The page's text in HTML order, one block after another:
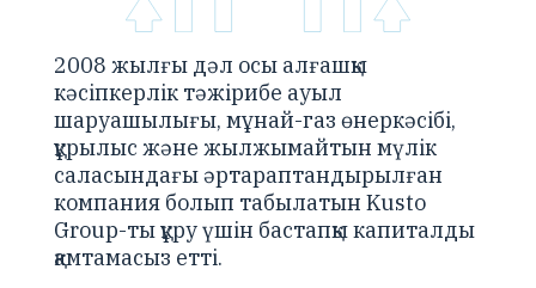
2008 жылғы дәл осы алғашқы
кәсіпкерлік тәжірибе ауыл
шаруашылығы, мұнай-газ өнеркәсібі,
құрылыс және жылжымайтын мүлік
саласындағы әртараптандырылған
компания болып табылатын Kusto
Group-ты құру үшін бастапқы капиталды
қамтамасыз етті.